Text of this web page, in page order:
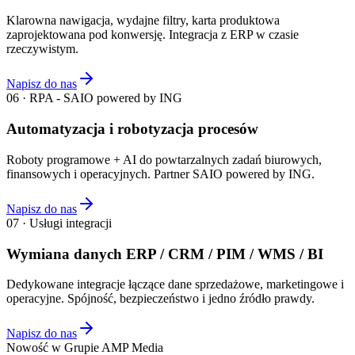
Klarowna nawigacja, wydajne filtry, karta produktowa
zaprojektowana pod konwersję. Integracja z ERP w czasie
rzeczywistym.
Napisz do nas
06 · RPA - SAIO powered by ING
Automatyzacja i robotyzacja procesów
Roboty programowe + AI do powtarzalnych zadań biurowych,
finansowych i operacyjnych. Partner SAIO powered by ING.
Napisz do nas
07 · Usługi integracji
Wymiana danych ERP / CRM / PIM / WMS / BI
Dedykowane integracje łączące dane sprzedażowe, marketingowe i
operacyjne. Spójność, bezpieczeństwo i jedno źródło prawdy.
Napisz do nas
Nowość w Grupie AMP Media